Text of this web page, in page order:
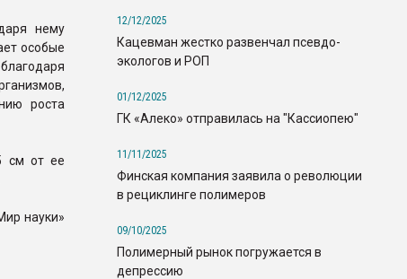
нему
особые
роста
см от ее
науки»
12/12/2025
Кацевман жестко развенчал псевдо-
экологов и РОП
01/12/2025
ГК «Алеко» отправилась на "Кассиопею"
11/11/2025
Финская компания заявила о революции
в рециклинге полимеров
09/10/2025
Полимерный рынок погружается в
депрессию